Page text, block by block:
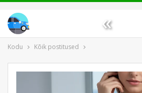
«
Kodu Kõik postitused